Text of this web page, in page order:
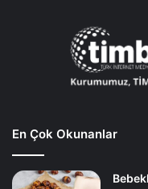
En Çok Okunanlar